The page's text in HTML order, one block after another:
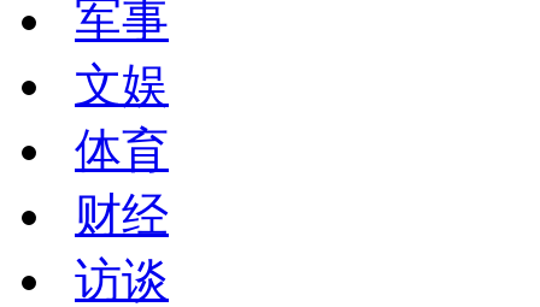
军事
文娱
体育
财经
访谈